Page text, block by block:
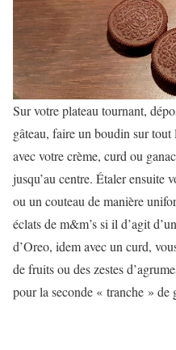
Sur votre plateau tournant,
gâteau, faire un boudin sur
avec votre crème, curd ou
jusqu’au centre. Étaler ensuite
ou un couteau de manière
éclats de m&m’s si il d’agit
d’Oreo, idem avec un curd,
de fruits ou des zestes
pour la seconde « tranche » de